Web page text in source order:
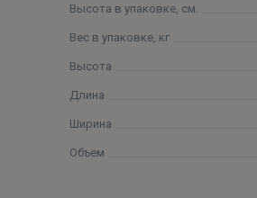
Высота в упаковке, см.
Вес в упаковке, кг
Высота
Длина
Ширина
Объем